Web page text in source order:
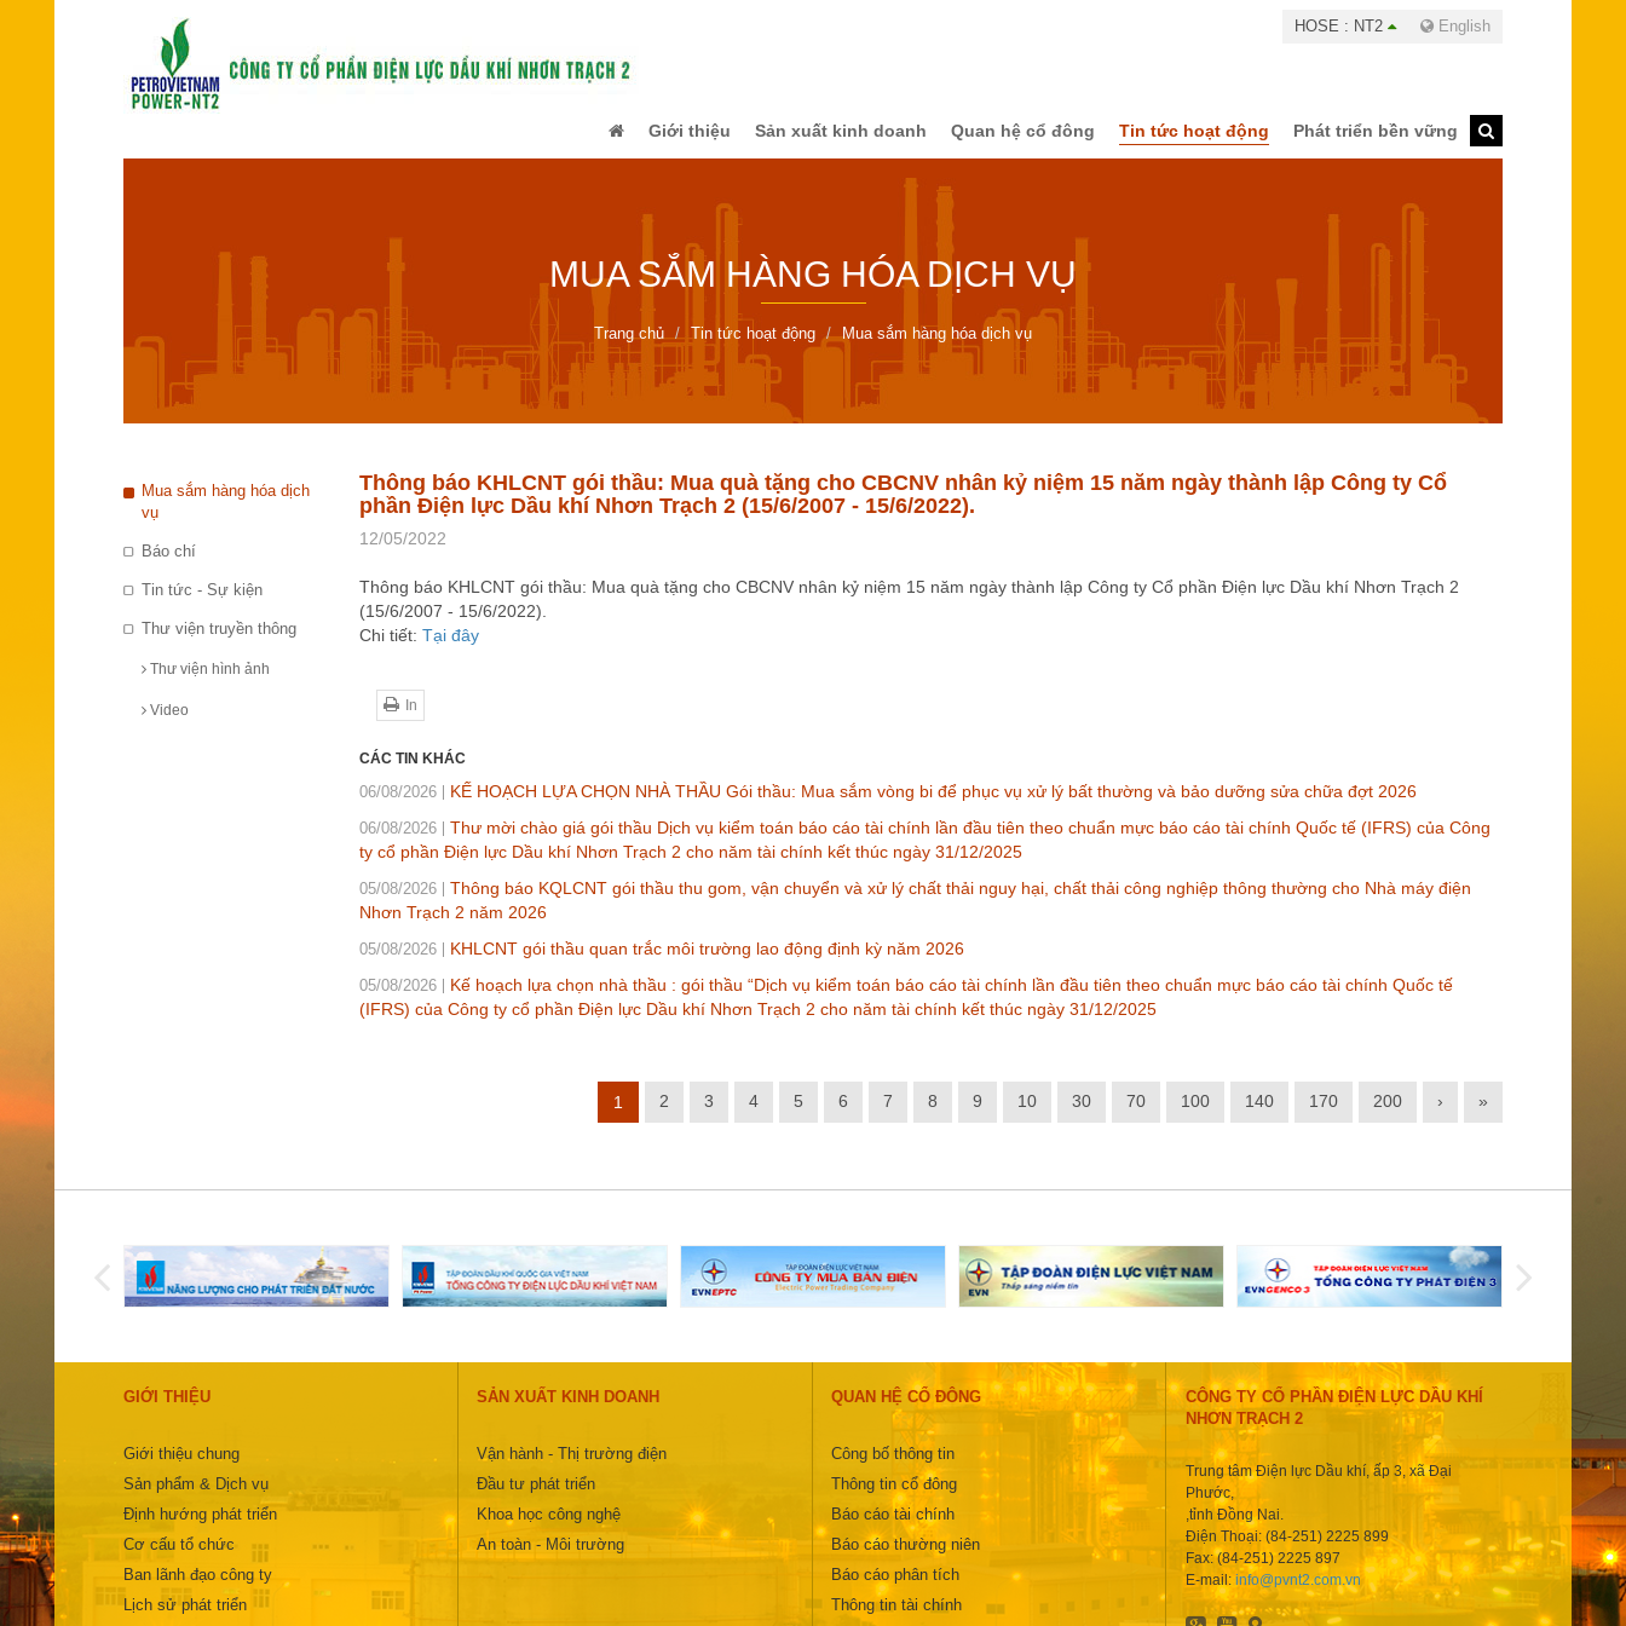
HOSE : NT2 English
Giới thiệu Sản xuất kinh doanh Quan hệ cổ đông Tin tức hoạt động Phát triển bền vững
MUA SẮM HÀNG HÓA DỊCH VỤ
Trang chủ Tin tức hoạt động Mua sắm hàng hóa dịch vụ
Mua sắm hàng hóa dịch
vụ
Báo chí
Tin tức - Sự kiện
Thư viện truyền thông
Thư viện hình ảnh
Video
Thông báo KHLCNT gói thầu: Mua quà tặng cho CBCNV nhân kỷ niệm 15 năm ngày thành lập Công ty Cổ
phần Điện lực Dầu khí Nhơn Trạch 2 (15/6/2007 - 15/6/2022).
12/05/2022
Thông báo KHLCNT gói thầu: Mua quà tặng cho CBCNV nhân kỷ niệm 15 năm ngày thành lập Công ty Cổ phần Điện lực Dầu khí Nhơn Trạch 2
(15/6/2007 - 15/6/2022).
Chi tiết: Tại đây
In
CÁC TIN KHÁC
06/08/2026 KẾ HOẠCH LỰA CHỌN NHÀ THẦU Gói thầu: Mua sắm vòng bi để phục vụ xử lý bất thường và bảo dưỡng sửa chữa đợt 2026
06/08/2026
Thư mời chào giá gói thầu Dịch vụ kiểm toán báo cáo tài chính lần đầu tiên theo chuẩn mực báo cáo tài chính Quốc tế (IFRS) của Công
ty cổ phần Điện lực Dầu khí Nhơn Trạch 2 cho năm tài chính kết thúc ngày 31/12/2025
05/08/2026
Thông báo KQLCNT gói thầu thu gom, vận chuyển và xử lý chất thải nguy hại, chất thải công nghiệp thông thường cho Nhà máy điện
Nhơn Trạch 2 năm 2026
05/08/2026 KHLCNT gói thầu quan trắc môi trường lao động định kỳ năm 2026
05/08/2026
Kế hoạch lựa chọn nhà thầu : gói thầu “Dịch vụ kiểm toán báo cáo tài chính lần đầu tiên theo chuẩn mực báo cáo tài chính Quốc tế
(IFRS) của Công ty cổ phần Điện lực Dầu khí Nhơn Trạch 2 cho năm tài chính kết thúc ngày 31/12/2025
1 2 3 4 5 6 7 8 9 10 30 70 100 140 170 200 › »
GIỚI THIỆU
Giới thiệu chung
Sản phẩm & Dịch vụ
Định hướng phát triển
Cơ cấu tổ chức
Ban lãnh đạo công ty
Lịch sử phát triển
SẢN XUẤT KINH DOANH
Vận hành - Thị trường điện
Đầu tư phát triển
Khoa học công nghệ
An toàn - Môi trường
QUAN HỆ CỔ ĐÔNG
Công bố thông tin
Thông tin cổ đông
Báo cáo tài chính
Báo cáo thường niên
Báo cáo phân tích
Thông tin tài chính
CÔNG TY CỔ PHẦN ĐIỆN LỰC DẦU KHÍ
NHƠN TRẠCH 2
Trung tâm Điện lực Dầu khí, ấp 3, xã Đại
Phước,
,tỉnh Đồng Nai.
Điện Thoại: (84-251) 2225 899
Fax: (84-251) 2225 897
E-mail: info@pvnt2.com.vn